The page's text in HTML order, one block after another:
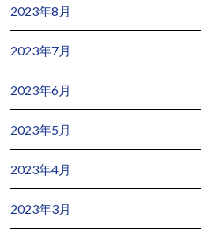
2023年8月
2023年7月
2023年6月
2023年5月
2023年4月
2023年3月